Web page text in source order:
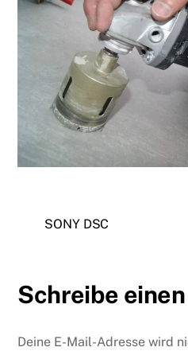
SONY DSC
Schreibe
Deine E-Mail-Adresse wird